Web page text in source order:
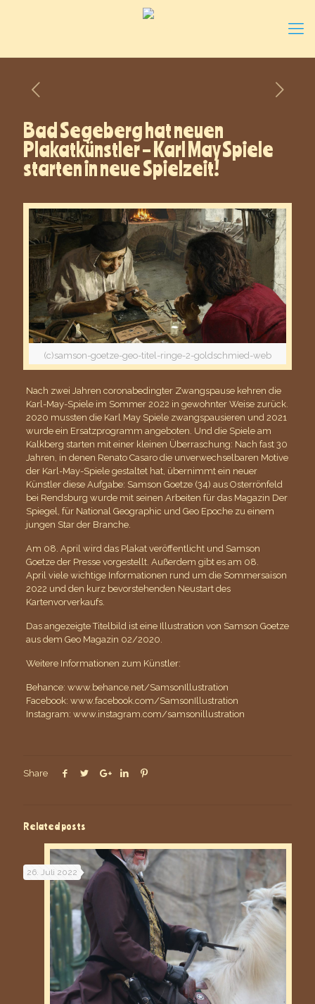
Bad Segeberg hat neuen
Plakatkünstler – Karl May Spiele
starten in neue Spielzeit!
(c)samson-goetze-geo-titel-ringe-2-goldschmied-web
Nach zwei Jahren coronabedingter Zwangspause kehren die
Karl-May-Spiele im Sommer 2022 in gewohnter Weise zurück.
2020 mussten die Karl May Spiele zwangspausieren und 2021
wurde ein Ersatzprogramm angeboten. Und die Spiele am
Kalkberg starten mit einer kleinen Überraschung: Nach fast 30
Jahren, in denen Renato Casaro die unverwechselbaren Motive
der Karl-May-Spiele gestaltet hat, übernimmt ein neuer
Künstler diese Aufgabe: Samson Goetze (34) aus Osterrönfeld
bei Rendsburg wurde mit seinen Arbeiten für das Magazin Der
Spiegel, für National Geographic und Geo Epoche zu einem
jungen Star der Branche.
Am 08. April wird das Plakat veröffentlicht und Samson
Goetze der Presse vorgestellt. Außerdem gibt es am 08.
April viele wichtige Informationen rund um die Sommersaison
2022 und den kurz bevorstehenden Neustart des
Kartenvorverkaufs.
Das angezeigte Titelbild ist eine Illustration von Samson Goetze
aus dem Geo Magazin 02/2020.
Weitere Informationen zum Künstler:
Behance: www.behance.net/SamsonIllustration
Facebook: www.facebook.com/SamsonIllustration
Instagram: www.instagram.com/samsonillustration
Share
Related posts
26. Juli 2022